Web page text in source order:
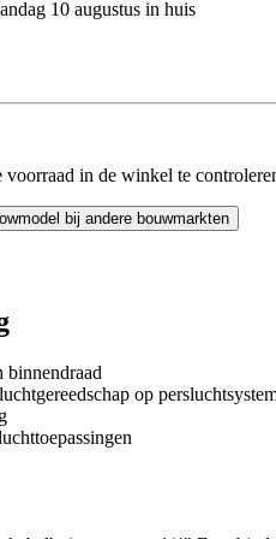
10 augustus in huis
in de winkel te
bij andere bouwmarkten
binnendraad
op